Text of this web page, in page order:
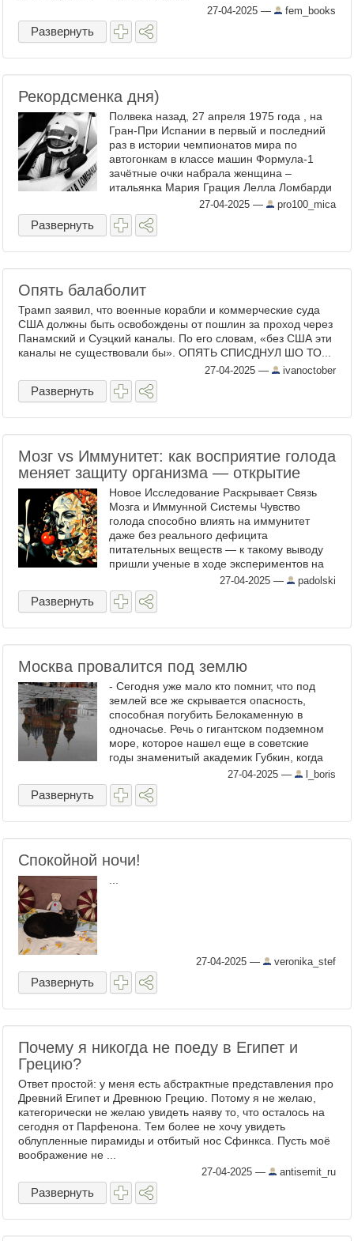
27-04-2025 — fem_books
Развернуть
Рекордсменка дня)
Полвека назад, 27 апреля 1975 года , на
Гран-При Испании в первый и последний
раз в истории чемпионатов мира по
автогонкам в классе машин Формула-1
зачётные очки набрала женщина –
итальянка Мария Грация Лелла Ломбарди
. И заработала она аж пол-очка! Лелла ...
27-04-2025 — pro100_mica
Развернуть
Опять балаболит
Трамп заявил, что военные корабли и коммерческие суда
США должны быть освобождены от пошлин за проход через
Панамский и Суэцкий каналы. По его словам, «без США эти
каналы не существовали бы». ОПЯТЬ СПИСДНУЛ ШО ТО...
27-04-2025 — ivanoctober
Развернуть
Мозг vs Иммунитет: как восприятие голода
меняет защиту организма — открытие
Новое Исследование Раскрывает Связь
Мозга и Иммунной Системы Чувство
голода способно влиять на иммунитет
даже без реального дефицита
питательных веществ — к такому выводу
пришли ученые в ходе экспериментов на
мышах. Исследование, опубликованное в
журнале Science Immunology , ...
27-04-2025 — padolski
Развернуть
Москва провалится под землю
- Сегодня уже мало кто помнит, что под
землей все же скрывается опасность,
способная погубить Белокаменную в
одночасье. Речь о гигантском подземном
море, которое нашел еще в советские
годы знаменитый академик Губкин, когда
пытался выяснить, нельзя ли в границах
столицы добывать нефть. ...
27-04-2025 — l_boris
Развернуть
Спокойной ночи!
27-04-2025 — veronika_stef
Развернуть
Почему я никогда не поеду в Египет и
Грецию?
Ответ простой: у меня есть абстрактные представления про
Древний Египет и Древнюю Грецию. Потому я не желаю,
категорически не желаю увидеть наяву то, что осталось на
сегодня от Парфенона. Тем более не хочу увидеть
облупленные пирамиды и отбитый нос Сфинкса. Пусть моё
воображение не ...
27-04-2025 — antisemit_ru
Развернуть